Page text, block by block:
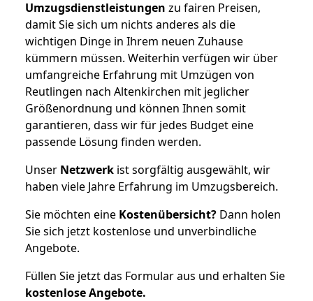
Umzugsdienstleistungen zu fairen Preisen,
damit Sie sich um nichts anderes als die
wichtigen Dinge in Ihrem neuen Zuhause
kümmern müssen. Weiterhin verfügen wir über
umfangreiche Erfahrung mit Umzügen von
Reutlingen nach Altenkirchen mit jeglicher
Größenordnung und können Ihnen somit
garantieren, dass wir für jedes Budget eine
passende Lösung finden werden.
Unser Netzwerk ist sorgfältig ausgewählt, wir
haben viele Jahre Erfahrung im Umzugsbereich.
Sie möchten eine Kostenübersicht? Dann holen
Sie sich jetzt kostenlose und unverbindliche
Angebote.
Füllen Sie jetzt das Formular aus und erhalten Sie
kostenloseAngebote.